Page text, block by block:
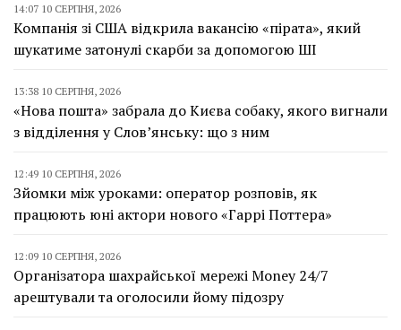
14:07 10 СЕРПНЯ, 2026
Компанія зі США відкрила вакансію «пірата», який
шукатиме затонулі скарби за допомогою ШІ
13:38 10 СЕРПНЯ, 2026
«Нова пошта» забрала до Києва собаку, якого вигнали
з відділення у Слов’янську: що з ним
12:49 10 СЕРПНЯ, 2026
Зйомки між уроками: оператор розповів, як
працюють юні актори нового «Гаррі Поттера»
12:09 10 СЕРПНЯ, 2026
Організатора шахрайської мережі Money 24/7
арештували та оголосили йому підозру